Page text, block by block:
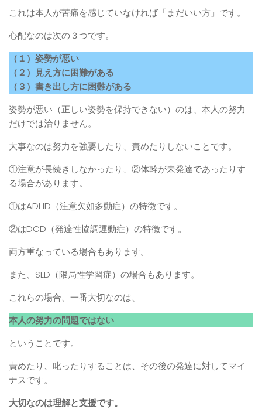
これは本人が苦痛を感じていなければ「まだいい方」です。
心配なのは次の３つです。
（１）姿勢が悪い
（２）見え方に困難がある
（３）書き出し方に困難がある
姿勢が悪い（正しい姿勢を保持できない）のは、本人の努力
だけでは治りません。
大事なのは努力を強要したり、責めたりしないことです。
①注意が長続きしなかったり、②体幹が未発達であったりす
る場合があります。
①はADHD（注意欠如多動症）の特徴です。
②はDCD（発達性協調運動症）の特徴です。
両方重なっている場合もあります。
また、SLD（限局性学習症）の場合もあります。
これらの場合、一番大切なのは、
本人の努力の問題ではない
ということです。
責めたり、叱ったりすることは、その後の発達に対してマイ
ナスです。
大切なのは理解と支援です。